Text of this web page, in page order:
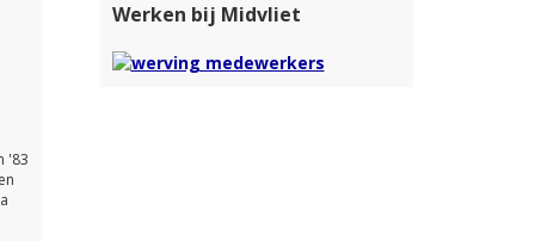
'83
Werken bij Midvliet